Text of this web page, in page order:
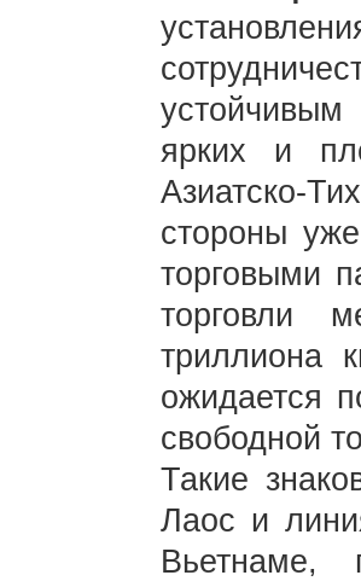
ярких и
Азиатско-
стороны
торговыми
торговли
триллиона
ожидается
свободной
Такие
Лаос и
Вьетнаме,